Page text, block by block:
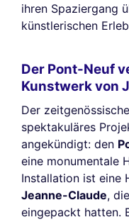
ihren Spaziergang
künstlerischen
Der Pont-Neuf
Kunstwerk von
Der
spektakuläres
angekündigt: den
eine monumentale
Installation ist eine
Jeanne-Claude,
eingepackt hatten.